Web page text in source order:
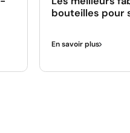
bouteilles pour
En savoir plus